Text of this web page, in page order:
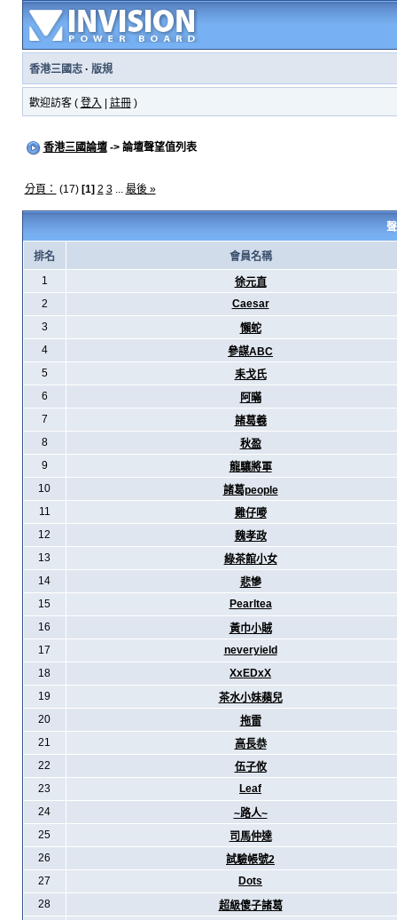
香港三國志· 版規
歡迎訪客 ( 登入 註冊)
香港三國論壇-> 論壇聲望值列表
分頁： (17) [1] 2 3... 最後 »
排名
會員名稱
1
徐元直
2
Caesar
3
懶蛇
4
參謀ABC
5
耒戈氏
6
阿暪
7
諸葛羲
8
秋盈
9
龍驤將軍
10
諸葛people
11
雞仔嘜
12
魏孝政
13
綠茶館小女
14
悲慘
15
Pearltea
16
黃巾小賊
17
neveryield
18
XxEDxX
19
茶水小妹蘋兒
20
拖雷
21
高長恭
22
伍子攸
23
Leaf
24
~路人~
25
司馬仲達
26
試驗帳號2
27
Dots
28
超級傻子諸葛